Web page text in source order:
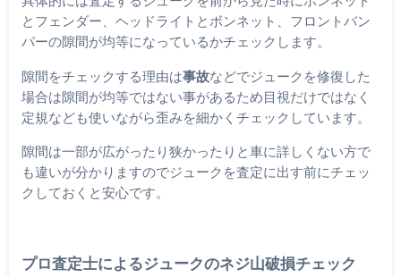
とフェンダー、ヘッドライトとボンネット、フロントバン
パーの隙間が均等になっているかチェックします。
隙間をチェックする理由は事故などでジュークを修復した
場合は隙間が均等ではない事があるため目視だけではなく
定規なども使いながら歪みを細かくチェックしています。
隙間は一部が広がったり狭かったりと車に詳しくない方で
も違いが分かりますのでジュークを査定に出す前にチェッ
クしておくと安心です。
プロ査定士によるジュークのネジ山破損チェック